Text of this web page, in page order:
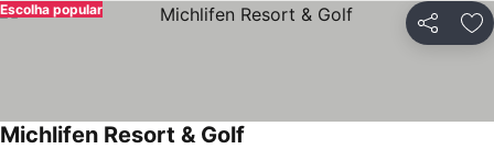
Partilhar
Escolha popular
Michlifen Resort & Golf